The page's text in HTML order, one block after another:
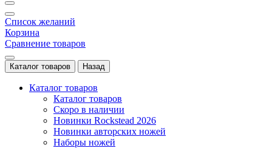
Список желаний
Корзина
Сравнение товаров
Каталог товаров Назад
Каталог товаров
Каталог товаров
Скоро в наличии
Новинки Rockstead 2026
Новинки авторских ножей
Наборы ножей